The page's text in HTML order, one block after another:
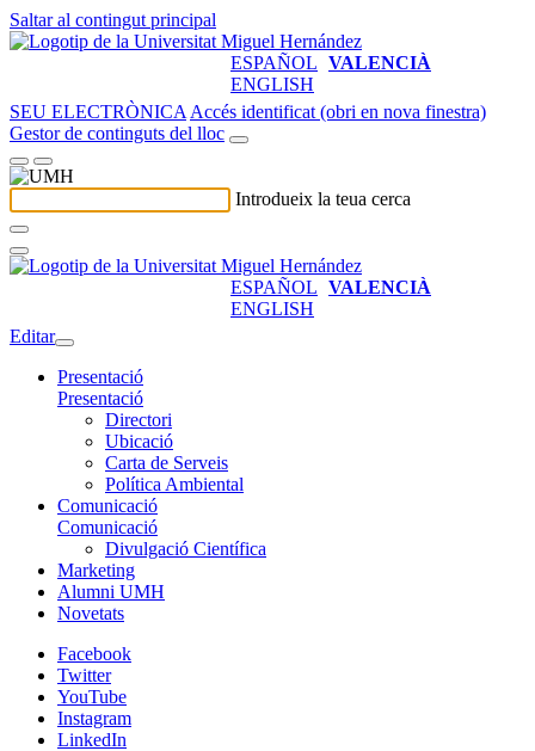
Saltar al contingut principal
ESPAÑOL VALENCIÀ
ENGLISH
SEU ELECTRÒNICA Accés identificat (obri en nova finestra)
Gestor de continguts del lloc
Introdueix la teua cerca
ESPAÑOL VALENCIÀ
ENGLISH
Editar
Presentació
Presentació
Directori
Ubicació
Carta de Serveis
Política Ambiental
Comunicació
Comunicació
Divulgació Científica
Marketing
Alumni UMH
Novetats
Facebook
Twitter
YouTube
Instagram
LinkedIn